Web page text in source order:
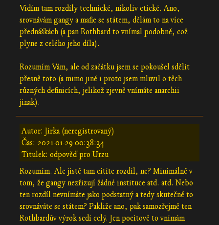
Vidím tam rozdíly technické, nikoliv etické. Ano,
srovnávám gangy a mafie se státem, dělám to na více
přednáškách (a pan Rothbard to vnímal podobně, což
plyne z celého jeho díla).
Rozumím Vám, ale od začátku jsem se pokoušel sdělit
přesně toto (a mimo jiné i proto jsem mluvil o těch
různých definicích, jelikož zjevně vnímáte anarchii
jinak).
Autor: Jirka (neregistrovaný)
Čas: 2021-01-29 00:38:34
Titulek: odpověď pro Urzu
Rozumím. Ale jistě tam cítíte rozdíl, ne? Minimálně v
tom, že gangy nezřizují žádné instituce atd. atd. Nebo
ten rozdíl nevnímáte jako podstatný a tedy skutečně to
srovnáváte se státem? Pakliže ano, pak samozřejmě ten
Rothbardův výrok sedí celý. Jen pocitově to vnímám